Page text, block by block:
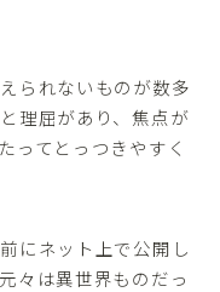
られないものが数多
理屈があり、焦点が
ってとっつきやすく
にネット上で公開し
々は異世界ものだっ